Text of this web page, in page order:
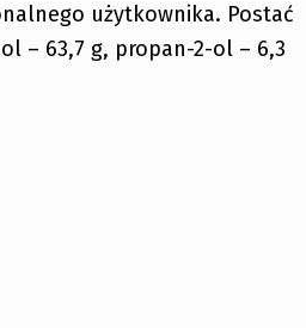
użytkownika. Postać
– 63,7 g, propan-2-ol – 6,3